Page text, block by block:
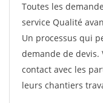
Toutes les
service Qualité
Un processus qui
demande de devis.
contact avec les
leurs chantiers